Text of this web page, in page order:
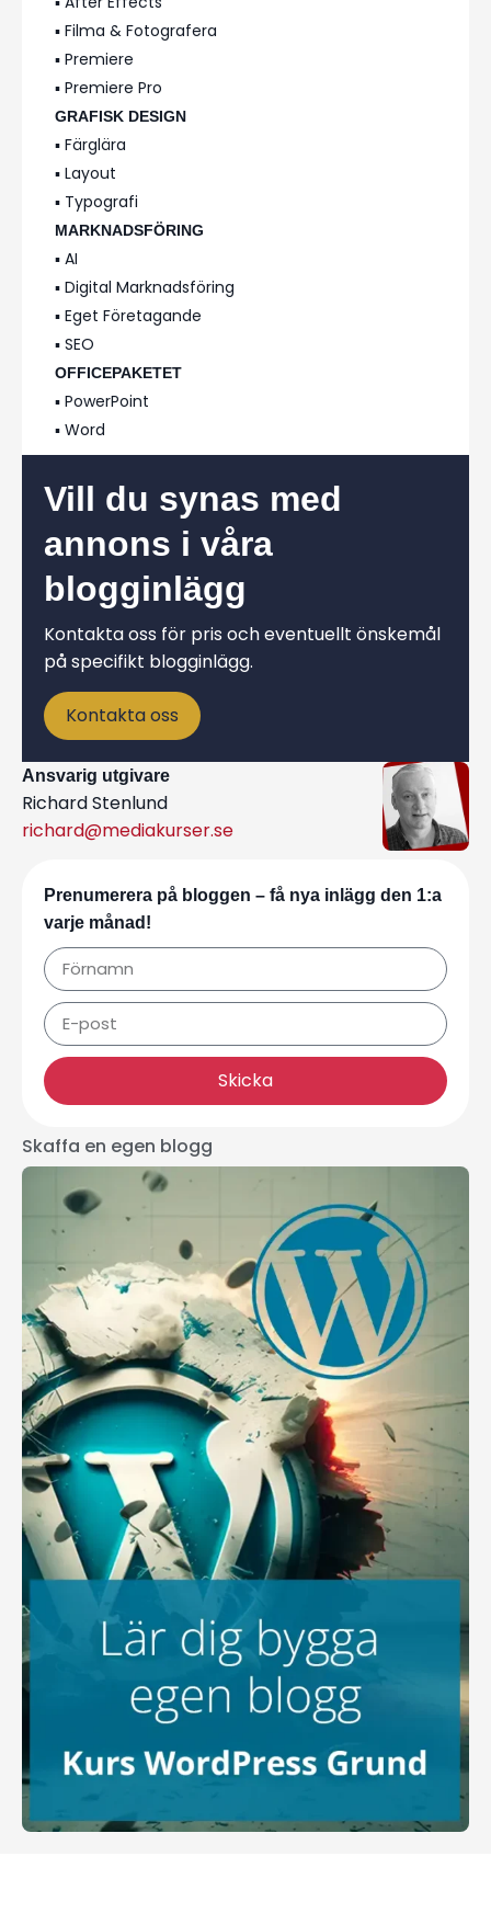
▪️ Filma & Fotografera
▪️ Premiere
▪️ Premiere Pro
GRAFISK DESIGN
▪️ Färglära
▪️ Layout
▪️ Typografi
MARKNADSFÖRING
▪️ AI
▪️ Digital Marknadsföring
▪️ Eget Företagande
▪️ SEO
OFFICEPAKETET
▪️ PowerPoint
▪️ Word
Vill du synas med
annons i våra
blogginlägg
Kontakta oss för pris och eventuellt önskemål
på specifikt blogginlägg.
Kontakta oss
Ansvarig utgivare
Richard Stenlund
richard@mediakurser.se
Prenumerera på bloggen – få nya inlägg den 1:a
varje månad!
Skicka
Skaffa en egen blogg